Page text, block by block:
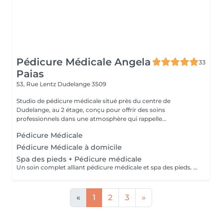
Pédicure Médicale Angela
Paias
33
53, Rue Lentz Dudelange 3509
Studio de pédicure médicale situé près du centre de
Dudelange, au 2 étage, conçu pour offrir des soins
professionnels dans une atmosphère qui rappelle...
Pédicure Médicale
Pédicure Médicale à domicile
Spa des pieds + Pédicure médicale
Un soin complet alliant pédicure médicale et spa des pieds. Comprend le nettoyage des pieds, l'élimination des callosités, le soin des ongles, un gommage, un masque hydratant et un massage relaxant pour des pieds sains, doux et revitalisés.
« 1 2 3 »